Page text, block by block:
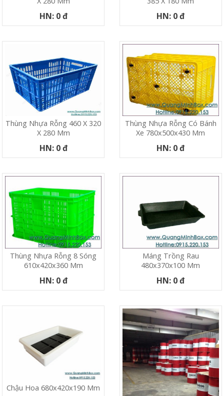
HN: 0 đ HN: 0 đ
Thùng Nhựa Rỗng 460 X 320
X 280 Mm
HN: 0 đ
Thùng Nhựa Rỗng Có Bánh
Xe 780x500x430 Mm
HN: 0 đ
Thùng Nhựa Rỗng 8 Sóng
610x420x360 Mm
HN: 0 đ
Máng Trồng Rau
480x370x100 Mm
HN: 0 đ
Chậu Hoa 680x420x190 Mm